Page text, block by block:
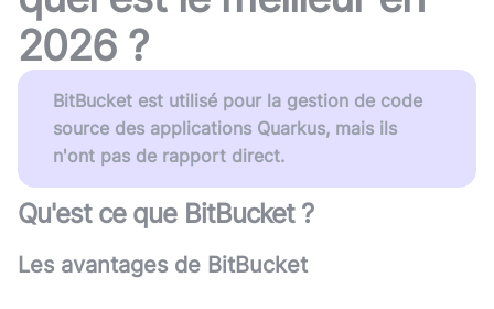
2026 ?
BitBucket est utilisé pour la gestion de code
source des applications Quarkus, mais ils
n'ont pas de rapport direct.
Qu'est ce que BitBucket?
Les avantages de BitBucket